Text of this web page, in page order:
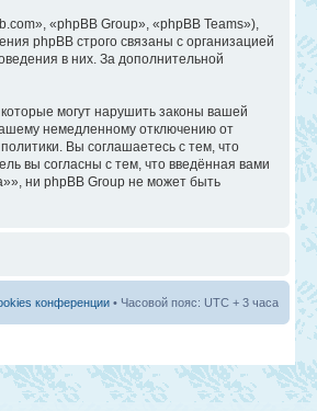
«phpBB Group», «phpBB Teams»),
phpBB строго связаны с организацией
в них. За дополнительной
могут нарушить законы вашей
немедленному отключению от
Вы соглашаетесь с тем, что
вы согласны с тем, что введённая вами
ни phpBB Group не может быть
конференции • Часовой пояс: UTC + 3 часа